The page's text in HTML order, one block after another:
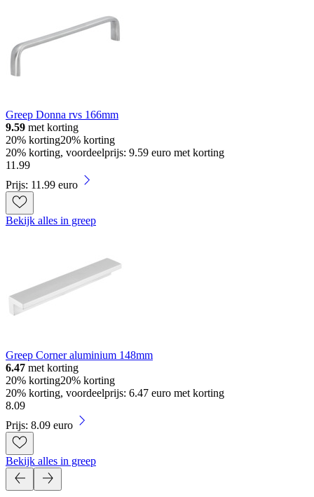
Greep Donna rvs 166mm
9.59 met korting
20% korting20% korting
20% korting, voordeelprijs: 9.59 euro met korting
11 .99
Prijs: 11.99 euro
Bekijk alles in greep
Greep Corner aluminium 148mm
6.47 met korting
20% korting20% korting
20% korting, voordeelprijs: 6.47 euro met korting
8.09
Prijs: 8.09 euro
Bekijk alles in greep